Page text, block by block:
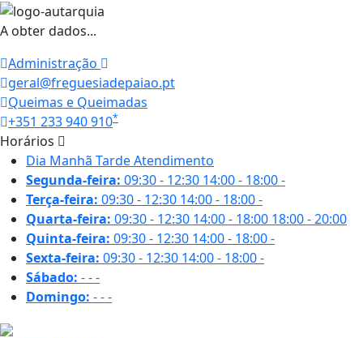
A obter dados...
Administração
geral@freguesiadepaiao.pt
Queimas e Queimadas
+351 233 940 910*
Horários
Dia Manhã TardeAtendimento
Segunda-feira: 09:30 - 12:30 14:00 - 18:00-
Terça-feira: 09:30 - 12:30 14:00 - 18:00-
Quarta-feira: 09:30 - 12:30 14:00 - 18:00 18:00 - 20:00
Quinta-feira: 09:30 - 12:30 14:00 - 18:00-
Sexta-feira: 09:30 - 12:30 14:00 - 18:00-
Sábado: ---
Domingo: ---